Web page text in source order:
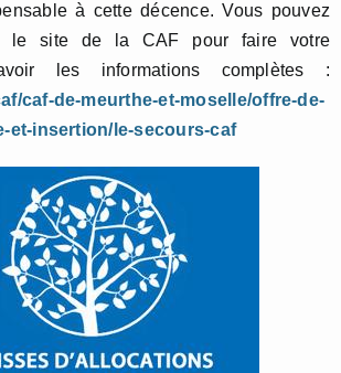
à cette décence. Vous pouvez
le site de la CAF pour faire votre
les informations complètes :
caf-de-meurthe-et-moselle/offre-de-
et-insertion/le-secours-caf